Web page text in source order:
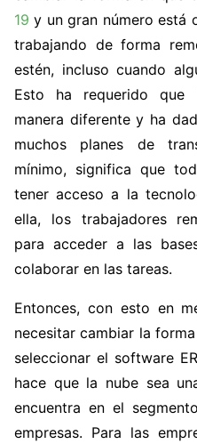
19 y un gran número está
trabajando de forma
estén, incluso cuando
Esto ha requerido que
manera diferente y ha
muchos planes de
mínimo, significa que
tener acceso a la
ella, los trabajadores
para acceder a las
colaborar en las tareas.
Entonces, con esto en
necesitar cambiar la
seleccionar el software
hace que la nube sea
encuentra en el
empresas. Para las